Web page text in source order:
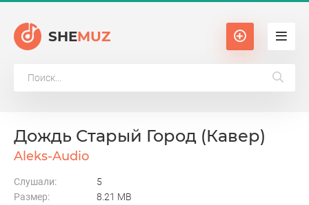
SHEMUZ
Дождь Старый Город (Кавер)
Aleks-Audio
Слушали:
5
Размер:
8.21 MB